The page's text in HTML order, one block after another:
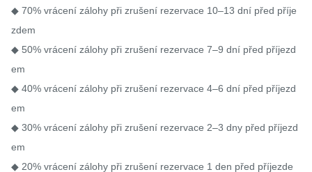
◆ 70% vrácení zálohy při zrušení rezervace 10–13 dní před příje
zdem
◆ 50% vrácení zálohy při zrušení rezervace 7–9 dní před příjezd
em
◆ 40% vrácení zálohy při zrušení rezervace 4–6 dní před příjezd
em
◆ 30% vrácení zálohy při zrušení rezervace 2–3 dny před příjezd
em
◆ 20% vrácení zálohy při zrušení rezervace 1 den před příjezde